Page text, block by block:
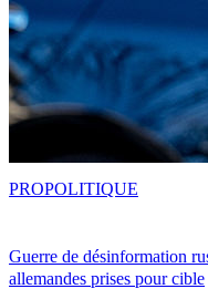
Guerre de désinformation
allemandes prises pour cible
PROPOLITIQUE